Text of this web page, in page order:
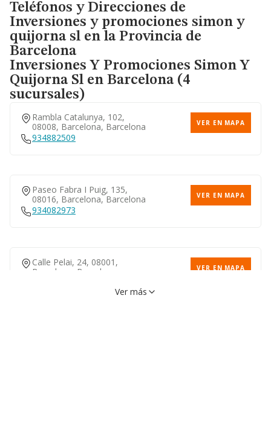
Teléfonos y Direcciones de
Inversiones y promociones simon y
quijorna sl en la Provincia de
Barcelona
Inversiones Y Promociones Simon Y
Quijorna Sl en Barcelona (4
sucursales)
Rambla Catalunya, 102,
08008, Barcelona, Barcelona
VER EN MAPA
934882509
Paseo Fabra I Puig, 135,
08016, Barcelona, Barcelona
VER EN MAPA
934082973
Calle Pelai, 24, 08001,
Barcelona, Barcelona
VER EN MAPA
Ver más